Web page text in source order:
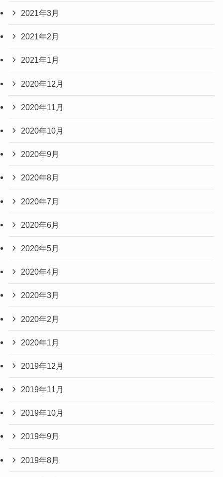
2021年3月
2021年2月
2021年1月
2020年12月
2020年11月
2020年10月
2020年9月
2020年8月
2020年7月
2020年6月
2020年5月
2020年4月
2020年3月
2020年2月
2020年1月
2019年12月
2019年11月
2019年10月
2019年9月
2019年8月